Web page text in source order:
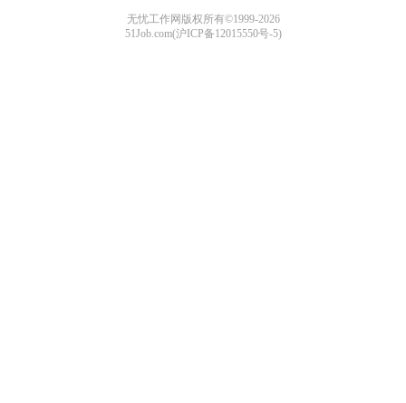
无忧工作网版权所有©1999-2026
51Job.com(沪ICP备12015550号-5)